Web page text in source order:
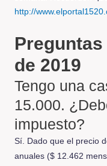
http://
Preguntas
de 2019
Tengo una
15.000.
impuesto?
Sí. Dado que el precio
anuales ($ 12.462